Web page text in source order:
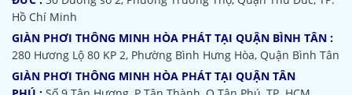
Hồ Chí Minh
GIÀN PHƠI THÔNG MINH HÒA PHÁT TẠI QUẬN BÌNH TÂN :
280 Hương Lộ 80 KP 2, Phường Bình Hưng Hòa, Quận Bình Tân
GIÀN PHƠI THÔNG MINH HÒA PHÁT TẠI QUẬN TÂN